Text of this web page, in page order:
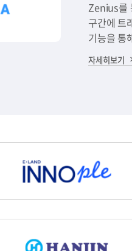
국내/국외
가용성